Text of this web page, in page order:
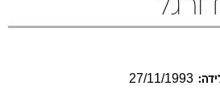
27/11/1993